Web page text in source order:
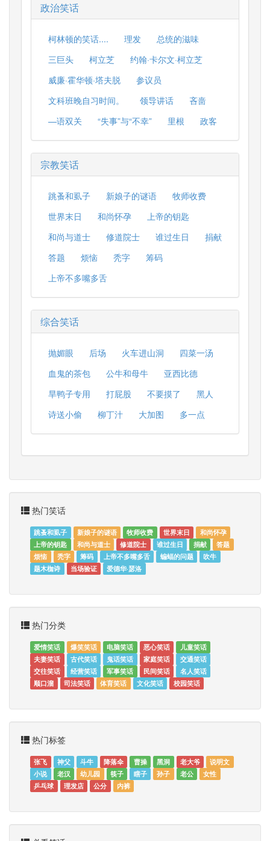
政治笑话
柯林顿的笑话.... 理发
总统的滋味
三巨头
柯立芝
约翰·卡尔文·柯立芝
威廉·霍华顿·塔夫脱
参议员
文科班晚自习时间。
领导讲话
吝啬
—语双关
“失事”与“不幸” 里根 政客
宗教笑话
跳蚤和虱子 新娘子的谜语
牧师收费
世界末日
和尚怀孕
上帝的钥匙
和尚与道士
修道院士 谁过生日
捐献
答题
烦恼 秃字
筹码
上帝不多嘴多舌
综合笑话
抛媚眼 后场 火车进山洞
四菜一汤
血鬼的茶包
公牛和母牛
亚西比德
旱鸭子专用
打屁股 不要摸了
黑人
诗送小偷
柳丁汁 大加图 多一点
热门笑话
跳蚤和虱子 新娘子的谜语 牧师收费 世界末日
和尚怀孕
上帝的钥匙
和尚与道士 修道院士 谁过生日 捐献
答题
烦恼
秃字 筹码 上帝不多嘴多舌 蝙蝠的问题
吹牛
题木枷诗
当场验证 爱德华·瑟洛
热门分类
爱情笑话 爆笑笑话 电脑笑话 恶心笑话
儿童笑话
夫妻笑话
古代笑话 鬼话笑话 家庭笑话
交通笑话
交往笑话
经营笑话 军事笑话 民间笑话
名人笑话
顺口溜
司法笑话 体育笑话 文化笑话 校园笑话
热门标签
张飞 神父 斗牛 降落伞 曹操 黑洞 老大爷
说明文
小说
老汉 幼儿园 筷子 瞎子 孙子 老公
女性
乒乓球
理发店 公分 内裤